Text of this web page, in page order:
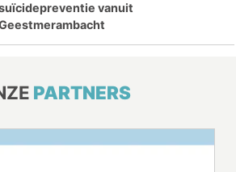
vanuit
PARTNERS